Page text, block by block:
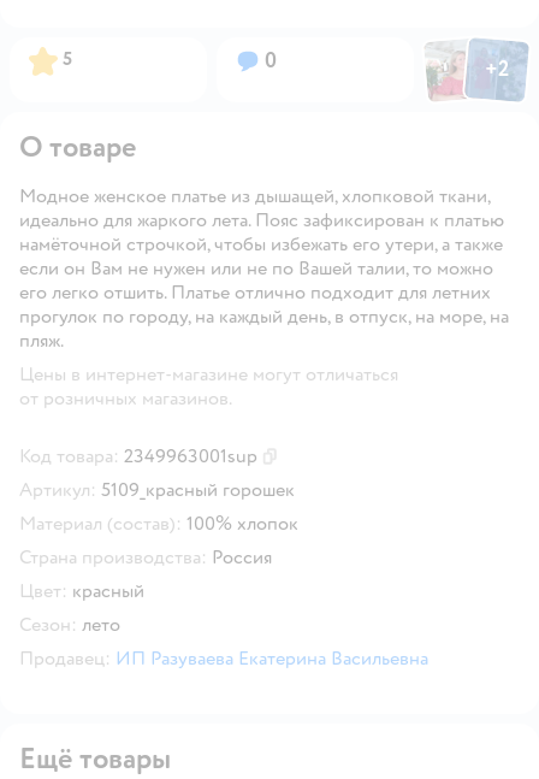
Рейтинг:
5 Вопросов:
0 ФотоФото
+2
О товаре
Модное женское платье из дышащей, хлопковой ткани,
идеально для жаркого лета. Пояс зафиксирован к платью
намёточной строчкой, чтобы избежать его утери, а также
если он Вам не нужен или не по Вашей талии, то можно
его легко отшить. Платье отлично подходит для летних
прогулок по городу, на каждый день, в отпуск, на море, на
пляж.
Цены в интернет-магазине могут отличаться
от розничных магазинов.
Код товара: 2349963001sup
Артикул: 5109_красный горошек
Материал (состав): 100% хлопок
Страна производства: Россия
Цвет: красный
Сезон: лето
Продавец: ИП Разуваева Екатерина Васильевна
Ещё товары